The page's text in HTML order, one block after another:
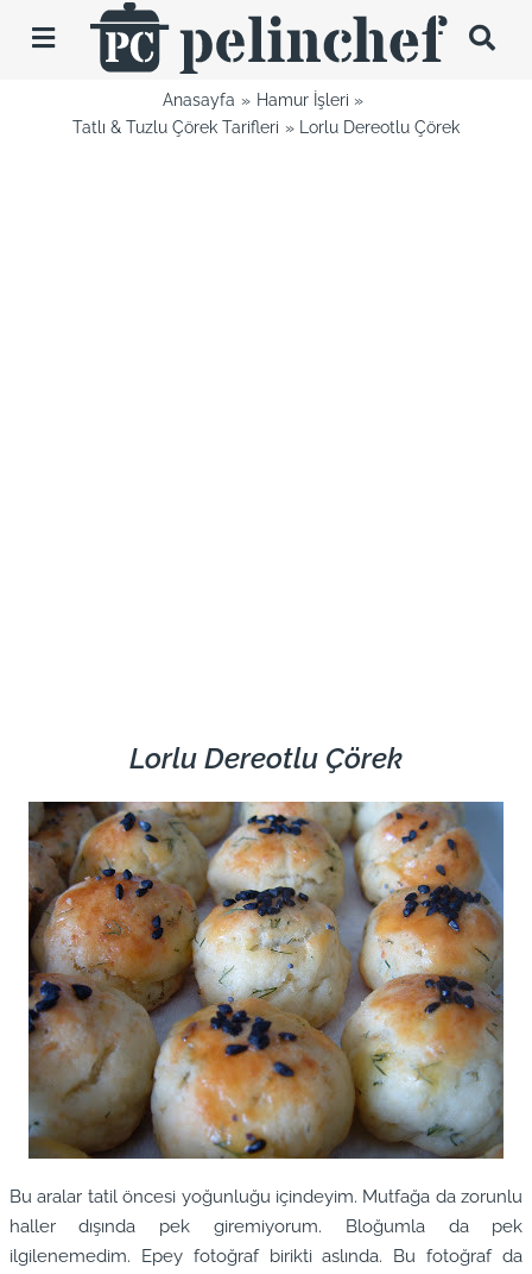
Toggle
Navigation
Anasayfa
Hamur İşleri
Tatlı & Tuzlu Çörek Tarifleri
Lorlu Dereotlu Çörek
Lorlu Dereotlu Çörek
Bu aralar tatil öncesi yoğunluğu içindeyim. Mutfağa da zorunlu
haller dışında pek giremiyorum. Bloğumla da pek
ilgilenemedim. Epey fotoğraf birikti aslında. Bu fotoğraf da